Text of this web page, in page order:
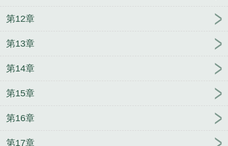
第12章
第13章
第14章
第15章
第16章
第17章